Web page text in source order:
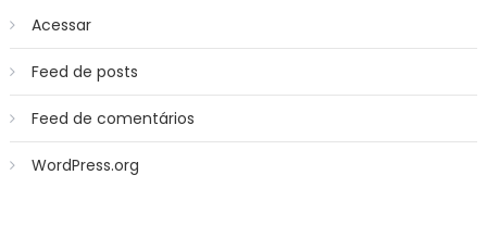
Acessar
Feed de posts
Feed de comentários
WordPress.org